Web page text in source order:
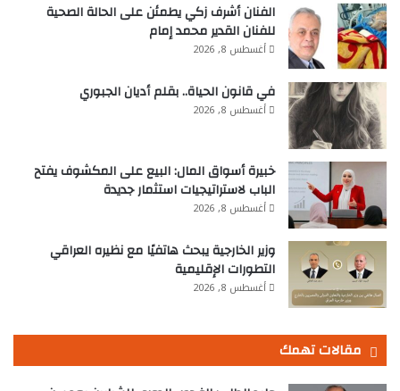
الفنان أشرف زكي يطمئن على الحالة الصحية
للفنان القدير محمد إمام
أغسطس 8, 2026
في قانون الحياة.. بقلم أديان الجبوري
أغسطس 8, 2026
خبيرة أسواق المال: البيع على المكشوف يفتح
الباب لاستراتيجيات استثمار جديدة
أغسطس 8, 2026
وزير الخارجية يبحث هاتفيًا مع نظيره العراقي
التطورات الإقليمية
أغسطس 8, 2026
مقالات تهمك